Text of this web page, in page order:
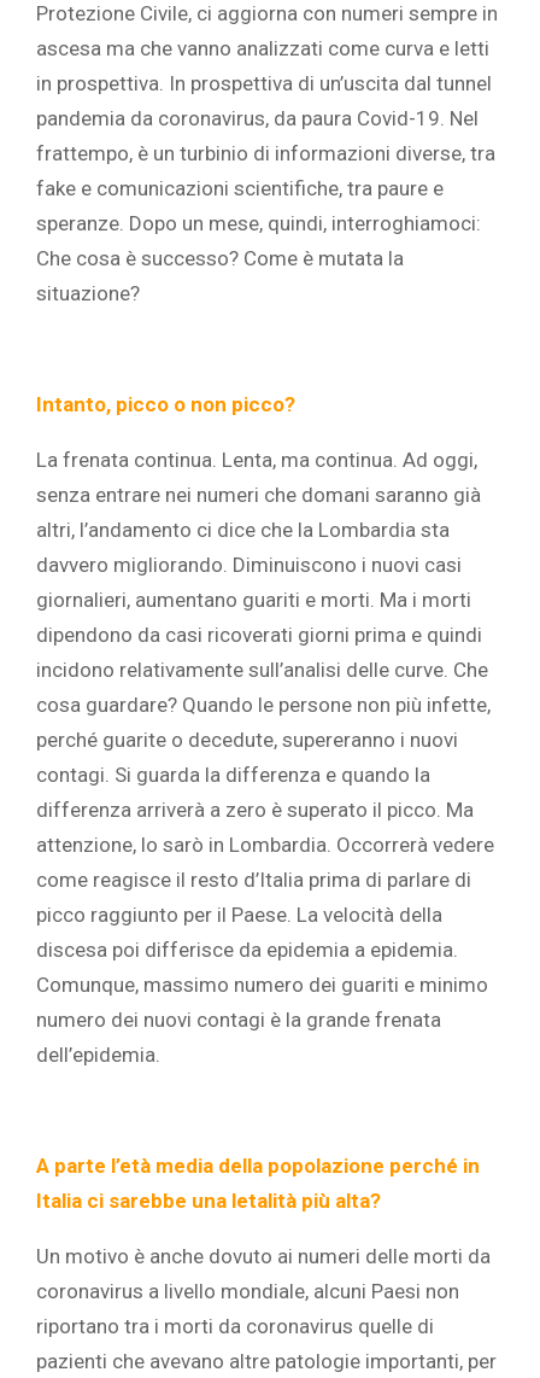
Protezione Civile, ci aggiorna con numeri sempre in
ascesa ma che vanno analizzati come curva e letti
in prospettiva. In prospettiva di un’uscita dal tunnel
pandemia da coronavirus, da paura Covid-19. Nel
frattempo, è un turbinio di informazioni diverse, tra
fake e comunicazioni scientifiche, tra paure e
speranze. Dopo un mese, quindi, interroghiamoci:
Che cosa è successo? Come è mutata la
situazione?
Intanto, picco o non picco?
La frenata continua. Lenta, ma continua. Ad oggi,
senza entrare nei numeri che domani saranno già
altri, l’andamento ci dice che la Lombardia sta
davvero migliorando. Diminuiscono i nuovi casi
giornalieri, aumentano guariti e morti. Ma i morti
dipendono da casi ricoverati giorni prima e quindi
incidono relativamente sull’analisi delle curve. Che
cosa guardare? Quando le persone non più infette,
perché guarite o decedute, supereranno i nuovi
contagi. Si guarda la differenza e quando la
differenza arriverà a zero è superato il picco. Ma
attenzione, lo sarò in Lombardia. Occorrerà vedere
come reagisce il resto d’Italia prima di parlare di
picco raggiunto per il Paese. La velocità della
discesa poi differisce da epidemia a epidemia.
Comunque, massimo numero dei guariti e minimo
numero dei nuovi contagi è la grande frenata
dell’epidemia.
A parte l’età media della popolazione perché in
Italia ci sarebbe una letalità più alta?
Un motivo è anche dovuto ai numeri delle morti da
coronavirus a livello mondiale, alcuni Paesi non
riportano tra i morti da coronavirus quelle di
pazienti che avevano altre patologie importanti, per